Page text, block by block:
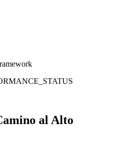
al Alto